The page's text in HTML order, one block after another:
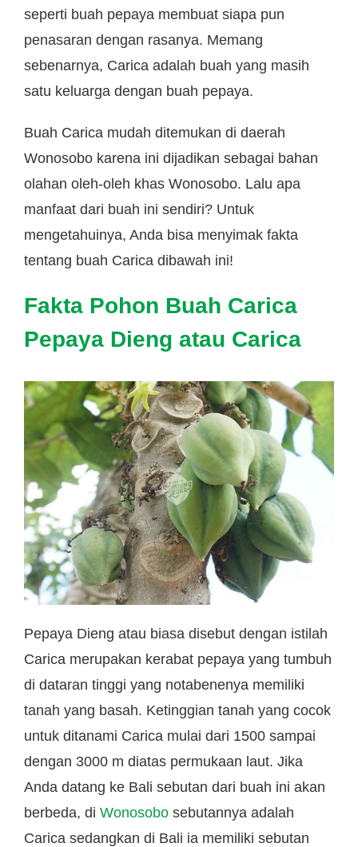
seperti buah pepaya membuat siapa pun
penasaran dengan rasanya. Memang
sebenarnya, Carica adalah buah yang masih
satu keluarga dengan buah pepaya.
Buah Carica mudah ditemukan di daerah
Wonosobo karena ini dijadikan sebagai bahan
olahan oleh-oleh khas Wonosobo. Lalu apa
manfaat dari buah ini sendiri? Untuk
mengetahuinya, Anda bisa menyimak fakta
tentang buah Carica dibawah ini!
Fakta Pohon Buah Carica
Pepaya Dieng atau Carica
Pepaya Dieng atau biasa disebut dengan istilah
Carica merupakan kerabat pepaya yang tumbuh
di dataran tinggi yang notabenenya memiliki
tanah yang basah. Ketinggian tanah yang cocok
untuk ditanami Carica mulai dari 1500 sampai
dengan 3000 m diatas permukaan laut. Jika
Anda datang ke Bali sebutan dari buah ini akan
berbeda, di Wonosobosebutannya adalah
Carica sedangkan di Bali ia memiliki sebutan